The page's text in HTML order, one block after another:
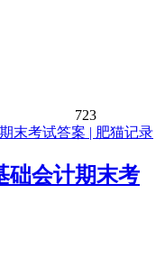
723
础会计期末考